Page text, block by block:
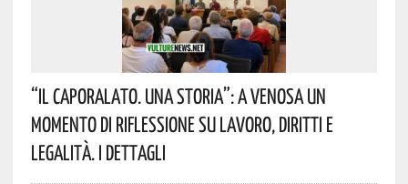
“Il Caporalato. Una Storia”: A Venosa Un
Momento Di Riflessione Su Lavoro, Diritti E
Legalità. I Dettagli